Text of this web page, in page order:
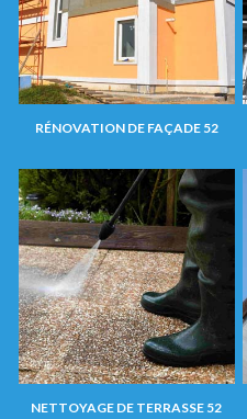
RÉNOVATION DE FAÇADE 52
NETTOYAGE DE TERRASSE 52